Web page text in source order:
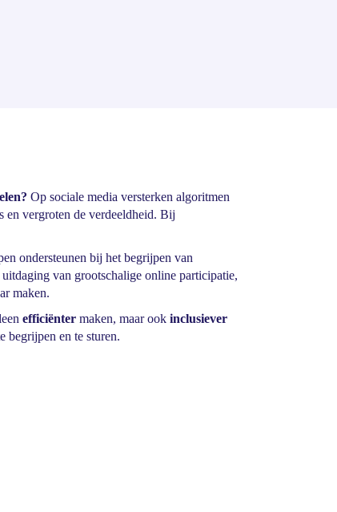
Op sociale media versterken algoritmen
en vergroten de verdeeldheid. Bij
ondersteunen bij het begrijpen van
van grootschalige online participatie,
maken.
efficiënter maken, maar ook inclusiever
begrijpen en te sturen.